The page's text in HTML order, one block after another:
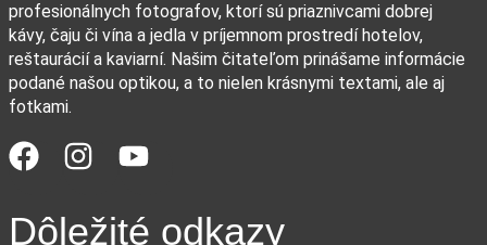
profesionálnych fotografov, ktorí sú priaznivcami dobrej
kávy, čaju či vína a jedla v príjemnom prostredí hotelov,
reštaurácií a kaviarní. Našim čitateľom prinášame informácie
podané našou optikou, a to nielen krásnymi textami, ale aj
fotkami.
Dôležité odkazy